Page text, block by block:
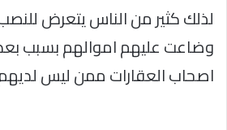
لذلك كثير من الناس يتعرض
وضاعت عليهم اموالهم بسبب
اصحاب العقارات ممن ليس